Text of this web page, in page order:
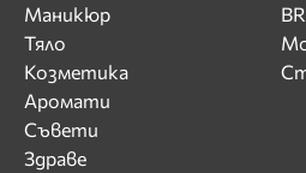
Маникюр
Тяло
Козметика
Аромати
Съвети
Здраве